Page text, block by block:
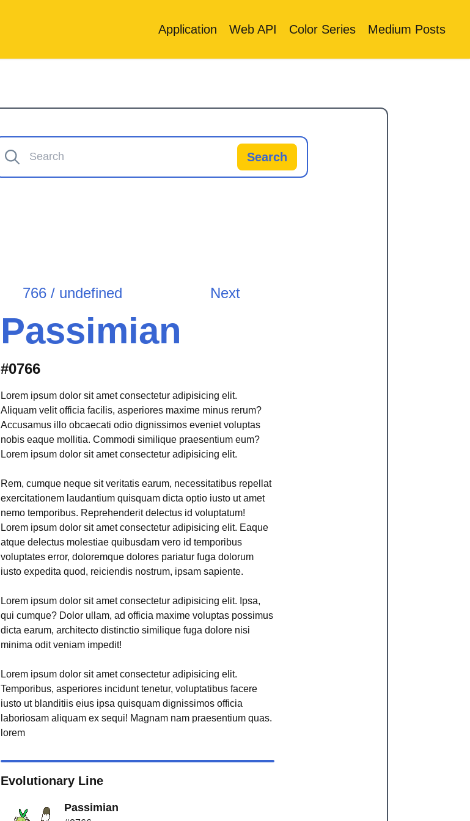
Application Web API Color Series Medium Posts
Search
766 / undefined Next
Passimian
#0766
Lorem ipsum dolor sit amet consectetur adipisicing elit.
Aliquam velit officia facilis, asperiores maxime minus rerum?
Accusamus illo obcaecati odio dignissimos eveniet voluptas
nobis eaque mollitia. Commodi similique praesentium eum?
Lorem ipsum dolor sit amet consectetur adipisicing elit.
Rem, cumque neque sit veritatis earum, necessitatibus repellat
exercitationem laudantium quisquam dicta optio iusto ut amet
nemo temporibus. Reprehenderit delectus id voluptatum!
Lorem ipsum dolor sit amet consectetur adipisicing elit. Eaque
atque delectus molestiae quibusdam vero id temporibus
voluptates error, doloremque dolores pariatur fuga dolorum
iusto expedita quod, reiciendis nostrum, ipsam sapiente.
Lorem ipsum dolor sit amet consectetur adipisicing elit. Ipsa,
qui cumque? Dolor ullam, ad officia maxime voluptas possimus
dicta earum, architecto distinctio similique fuga dolore nisi
minima odit veniam impedit!
Lorem ipsum dolor sit amet consectetur adipisicing elit.
Temporibus, asperiores incidunt tenetur, voluptatibus facere
iusto ut blanditiis eius ipsa quisquam dignissimos officia
laboriosam aliquam ex sequi! Magnam nam praesentium quas.
lorem
Evolutionary Line
Passimian